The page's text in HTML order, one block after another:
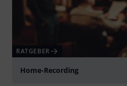
RATGEBER
Home-Recording